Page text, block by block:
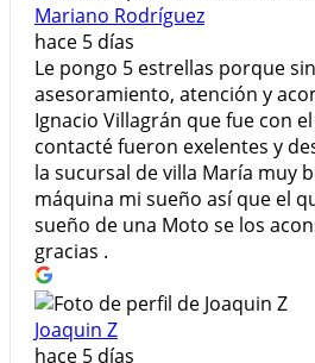
Mariano Rodríguez
hace 5 días
Le pongo 5 estrellas porque
asesoramiento, atención y
Ignacio Villagrán que fue con
contacté fueron exelentes y
la sucursal de villa María muy
máquina mi sueño así que el
sueño de una Moto se los
gracias .
Joaquin Z
hace 5 días